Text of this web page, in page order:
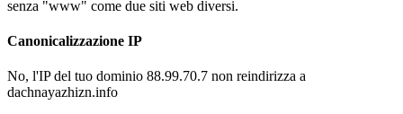
senza "www" come due siti web diversi.
Canonicalizzazione IP
No, l'IP del tuo dominio 88.99.70.7 non reindirizza a
dachnayazhizn.info